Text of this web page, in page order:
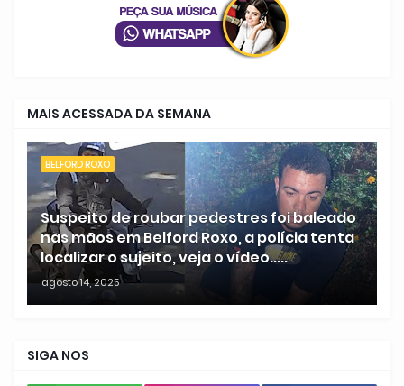
MAIS ACESSADA DA SEMANA
BELFORD ROXO
Suspeito de roubar pedestres foi baleado
nas mãos em Belford Roxo, a polícia tenta
localizar o sujeito, veja o vídeo.....
agosto 14, 2025
SIGA NOS